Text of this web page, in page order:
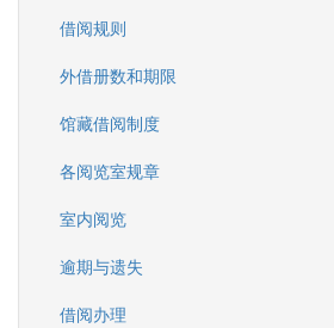
借阅规则
外借册数和期限
馆藏借阅制度
各阅览室规章
室内阅览
逾期与遗失
借阅办理